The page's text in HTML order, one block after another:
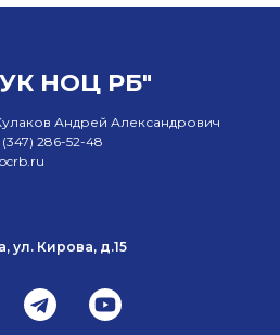
НОЦ РБ"
Андрей Александрович
286-52-48
ул. Кирова, д.15